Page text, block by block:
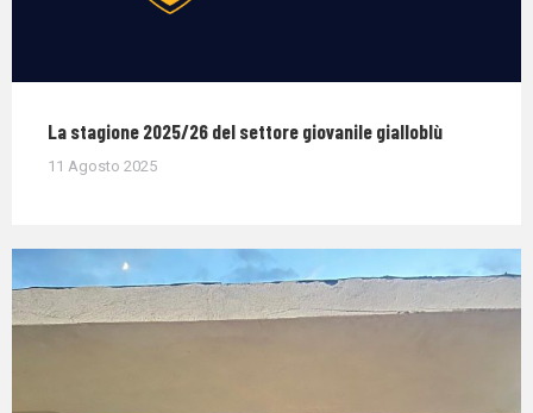
La stagione 2025/26 del settore giovanile gialloblù
11 Agosto 2025